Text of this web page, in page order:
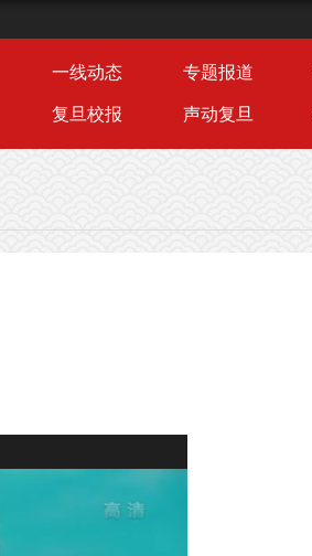
一线动态 专题报道
复旦校报 声动复旦